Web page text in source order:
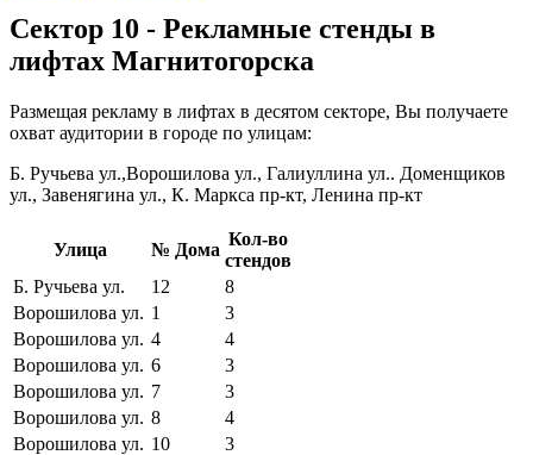
Сектор 10 - Рекламные стенды в
лифтах Магнитогорска
Размещая рекламу в лифтах в десятом секторе, Вы получаете
охват аудитории в городе по улицам:
Б. Ручьева ул.,Ворошилова ул., Галиуллина ул.. Доменщиков
ул., Завенягина ул., К. Маркса пр-кт, Ленина пр-кт
Улица № Дома
Кол-во
стендов
Б. Ручьева ул.
12
8
Ворошилова ул. 1
3
Ворошилова ул. 4
4
Ворошилова ул. 6
3
Ворошилова ул. 7
3
Ворошилова ул. 8
4
Ворошилова ул. 10
3